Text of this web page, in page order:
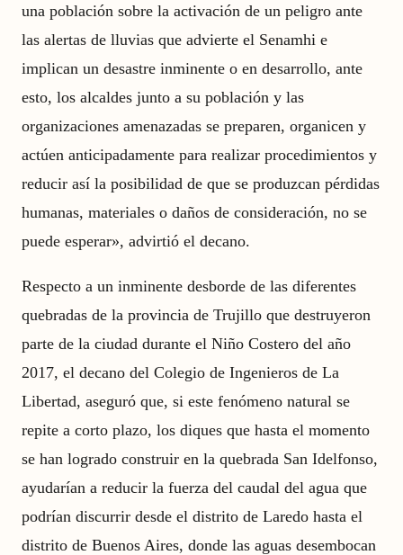
una población sobre la activación de un peligro ante
las alertas de lluvias que advierte el Senamhi e
implican un desastre inminente o en desarrollo, ante
esto, los alcaldes junto a su población y las
organizaciones amenazadas se preparen, organicen y
actúen anticipadamente para realizar procedimientos y
reducir así la posibilidad de que se produzcan pérdidas
humanas, materiales o daños de consideración, no se
puede esperar», advirtió el decano.
Respecto a un inminente desborde de las diferentes
quebradas de la provincia de Trujillo que destruyeron
parte de la ciudad durante el Niño Costero del año
2017, el decano del Colegio de Ingenieros de La
Libertad, aseguró que, si este fenómeno natural se
repite a corto plazo, los diques que hasta el momento
se han logrado construir en la quebrada San Idelfonso,
ayudarían a reducir la fuerza del caudal del agua que
podrían discurrir desde el distrito de Laredo hasta el
distrito de Buenos Aires, donde las aguas desembocan